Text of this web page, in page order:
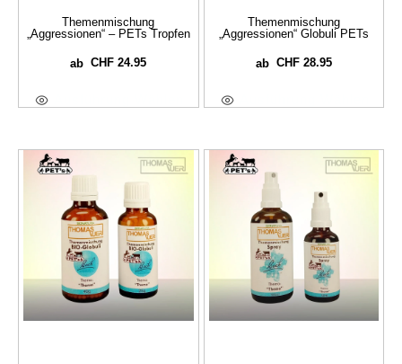
Themenmischung
„Aggressionen“ – PETs Tropfen
abCHF 24.95
Themenmischung
„Aggressionen“ Globuli PETs
ab CHF28.95